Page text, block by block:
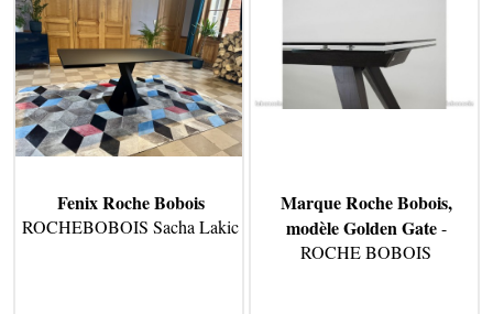
Fenix Roche Bobois
ROCHEBOBOIS Sacha Lakic
Marque Roche Bobois,
modèle Golden Gate-
ROCHE BOBOIS